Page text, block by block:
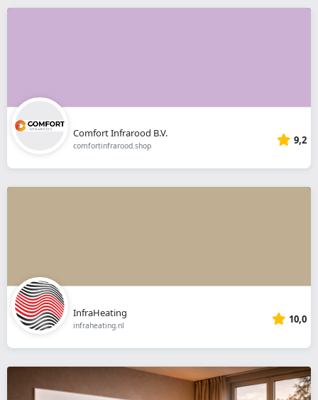
Comfort Infrarood B.V.
comfortinfrarood.shop 9,2
InfraHeating
infraheating.nl 10,0